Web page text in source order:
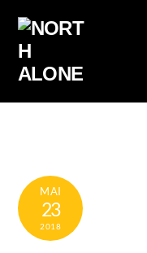
content
MAI
23
2018